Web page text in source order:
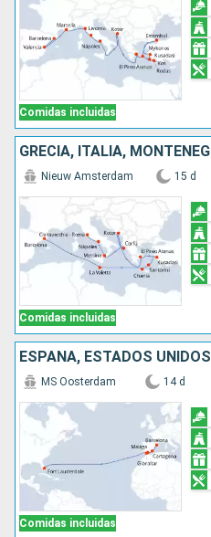
Comidas incluidas
Comidas incluidas
Nieuw Amsterdam 15 d
ESPAÑA, ESTADOS UNIDOS
Comidas incluidas
MS Oosterdam 14 d